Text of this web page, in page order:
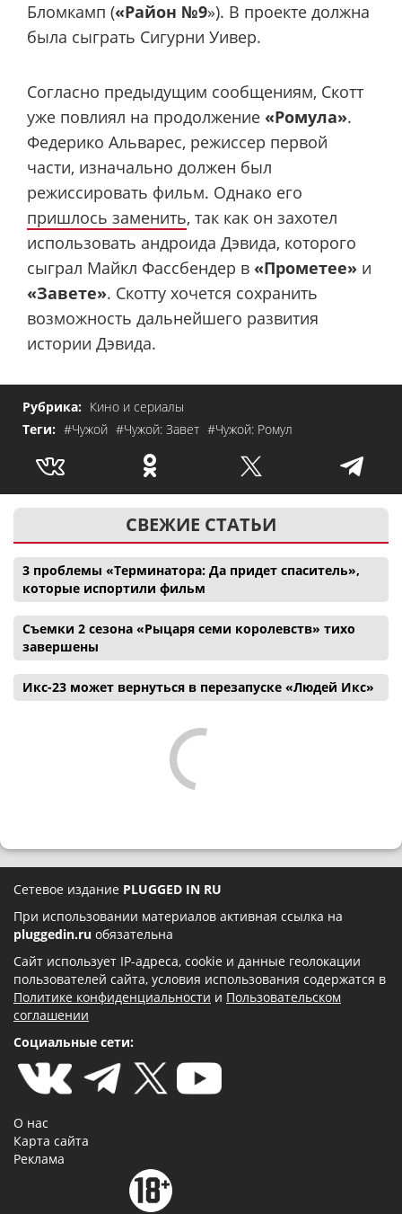
Бломкамп («Район №9»). В проекте должна
была сыграть Сигурни Уивер.
Согласно предыдущим сообщениям, Скотт
уже повлиял на продолжение «Ромула».
Федерико Альварес, режиссер первой
части, изначально должен был
режиссировать фильм. Однако его
пришлось заменить, так как он захотел
использовать андроида Дэвида, которого
сыграл Майкл Фассбендер в «Прометее» и
«Завете». Скотту хочется сохранить
возможность дальнейшего развития
истории Дэвида.
Рубрика: Кино и сериалы
Теги: #Чужой #Чужой: Завет #Чужой: Ромул
СВЕЖИЕ СТАТЬИ
3 проблемы «Терминатора: Да придет спаситель»,
которые испортили фильм
Съемки 2 сезона «Рыцаря семи королевств» тихо
завершены
Икс-23 может вернуться в перезапуске «Людей Икс»
Сетевое издание PLUGGED IN RU
При использовании материалов активная ссылка на
pluggedin.ru обязательна
Сайт использует IP-адреса, cookie и данные геолокации
пользователей сайта, условия использования содержатся в
Политике конфиденциальности и Пользовательском
соглашении
Социальные сети:
О нас
Карта сайта
Реклама